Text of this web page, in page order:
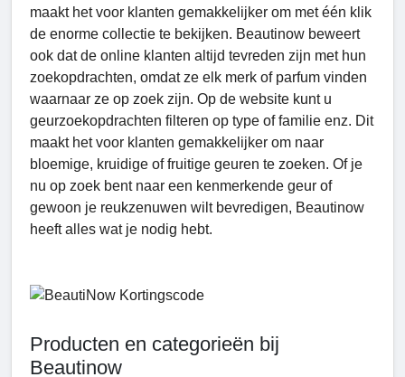
maakt het voor klanten gemakkelijker om met één klik
de enorme collectie te bekijken. Beautinow beweert
ook dat de online klanten altijd tevreden zijn met hun
zoekopdrachten, omdat ze elk merk of parfum vinden
waarnaar ze op zoek zijn. Op de website kunt u
geurzoekopdrachten filteren op type of familie enz. Dit
maakt het voor klanten gemakkelijker om naar
bloemige, kruidige of fruitige geuren te zoeken. Of je
nu op zoek bent naar een kenmerkende geur of
gewoon je reukzenuwen wilt bevredigen, Beautinow
heeft alles wat je nodig hebt.
Producten en categorieën bij
Beautinow